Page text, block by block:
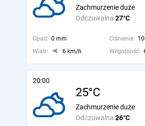
Odczuwalna 27°C
Zachmurzenie duże
Opad: 0 mm Ciśnienie:
Wiatr:
6 km/h Wilgotność:
20:00
25°C
Odczuwalna 26°C
Zachmurzenie duże